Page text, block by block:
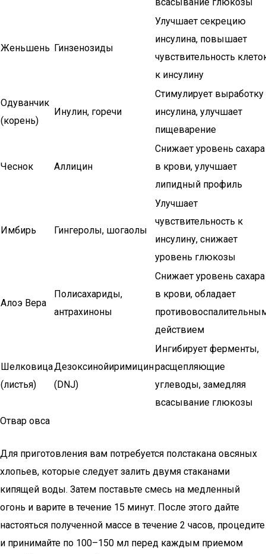
Женьшень Гинзенозиды
Улучшает секрецию
инсулина, повышает
чувствительность
к инсулину
Одуванчик
(корень)
Инулин, горечи
Стимулирует выработку
инсулина, улучшает
пищеварение
Чеснок Аллицин
Снижает уровень сахара
в крови, улучшает
липидный профиль
Имбирь Гингеролы, шогаолы
Улучшает
чувствительность к
инсулину, снижает
уровень глюкозы
Алоэ Вера
Полисахариды,
антрахиноны
Снижает уровень сахара
в крови, обладает
действием
Шелковица
(листья)
Дезоксинойиримицин
(DNJ)
Ингибирует ферменты,
расщепляющие
углеводы, замедляя
всасывание глюкозы
Отвар овса
Для приготовления вам потребуется полстакана овсяных
хлопьев, которые следует залить двумя стаканами
кипящей воды. Затем поставьте смесь на медленный
огонь и варите в течение 15 минут. После этого дайте
настояться полученной массе в течение 2 часов, процедите
и принимайте по 100–150 мл перед каждым приемом